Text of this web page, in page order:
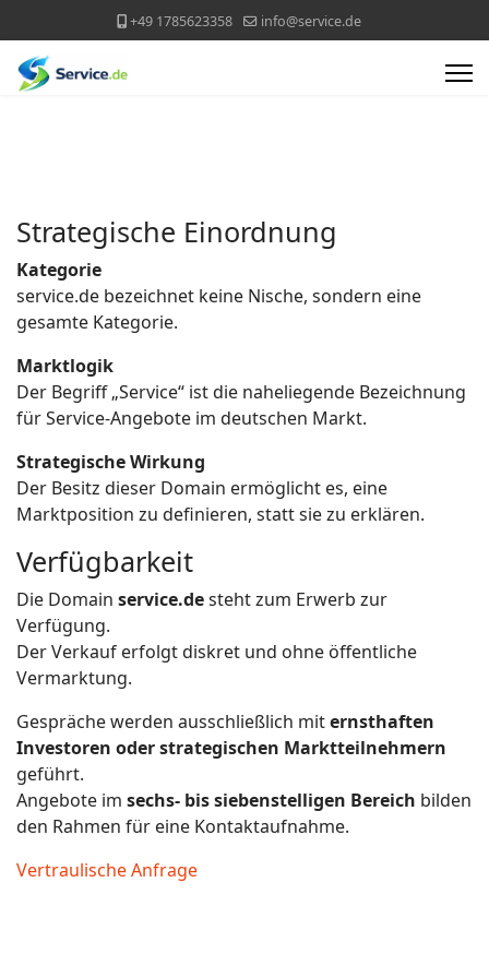
+49 1785623358 info@service.de
Strategische Einordnung
Kategorie
service.de bezeichnet keine Nische, sondern eine
gesamte Kategorie.
Marktlogik
Der Begriff „Service“ ist die naheliegende Bezeichnung
für Service-Angebote im deutschen Markt.
Strategische Wirkung
Der Besitz dieser Domain ermöglicht es, eine
Marktposition zu definieren, statt sie zu erklären.
Verfügbarkeit
Die Domain service.desteht zum Erwerb zur
Verfügung.
Der Verkauf erfolgt diskret und ohne öffentliche
Vermarktung.
Gespräche werden ausschließlich miternsthaften
Investoren oder strategischen Marktteilnehmern
geführt.
Angebote im sechs- bis siebenstelligen Bereich bilden
den Rahmen für eine Kontaktaufnahme.
Vertraulische Anfrage